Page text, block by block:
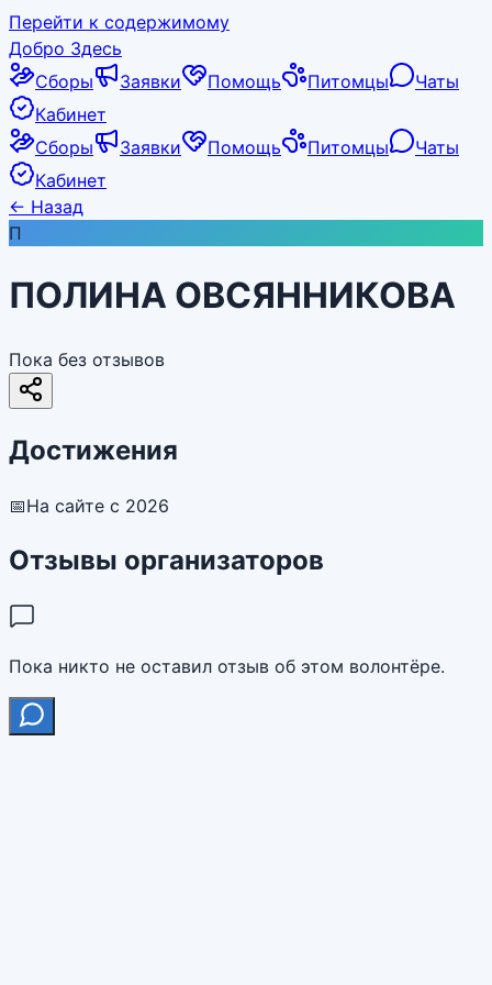
Перейти к содержимому
Добро Здесь
Сборы
Заявки Помощь Питомцы
Чаты
Кабинет
Сборы
Заявки Помощь Питомцы
Чаты
Кабинет
← Назад
П
ПОЛИНА ОВСЯННИКОВА
Пока без отзывов
Достижения
📅На сайте с 2026
Отзывы организаторов
Пока никто не оставил отзыв об этом волонтёре.